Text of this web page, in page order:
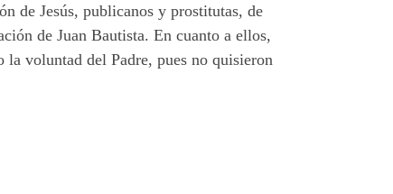
de Jesús, publicanos y prostitutas, de
de Juan Bautista. En cuanto a ellos,
la voluntad del Padre, pues no quisieron